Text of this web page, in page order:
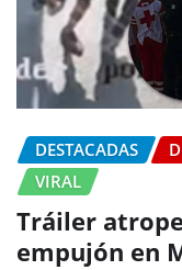
DESTACADAS
VIRAL
Tráiler
empujón en